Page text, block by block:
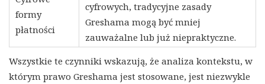
formy
płatności
cyfrowych, tradycyjne zasady
Greshama mogą być mniej
zauważalne lub już niepraktyczne.
Wszystkie te czynniki wskazują, że analiza kontekstu, w
którym prawo Greshama jest stosowane, jest niezwykle